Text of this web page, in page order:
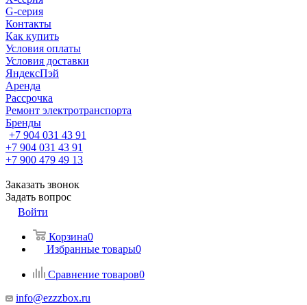
G-серия
Контакты
Как купить
Условия оплаты
Условия доставки
ЯндексПэй
Аренда
Рассрочка
Ремонт электротранспорта
Бренды
+7 904 031 43 91
+7 904 031 43 91
+7 900 479 49 13
Заказать звонок
Задать вопрос
Войти
Корзина0
Избранные товары0
Сравнение товаров0
info@ezzzbox.ru